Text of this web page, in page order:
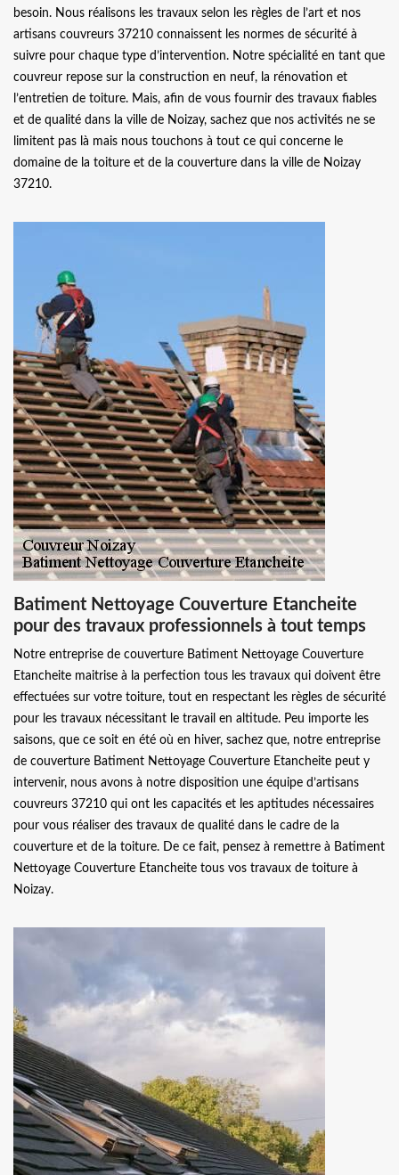
besoin. Nous réalisons les travaux selon les règles de l’art et nos
artisans couvreurs 37210 connaissent les normes de sécurité à
suivre pour chaque type d’intervention. Notre spécialité en tant que
couvreur repose sur la construction en neuf, la rénovation et
l’entretien de toiture. Mais, afin de vous fournir des travaux fiables
et de qualité dans la ville de Noizay, sachez que nos activités ne se
limitent pas là mais nous touchons à tout ce qui concerne le
domaine de la toiture et de la couverture dans la ville de Noizay
37210.
Batiment Nettoyage Couverture Etancheite
pour des travaux professionnels à tout temps
Notre entreprise de couverture Batiment Nettoyage Couverture
Etancheite maitrise à la perfection tous les travaux qui doivent être
effectuées sur votre toiture, tout en respectant les règles de sécurité
pour les travaux nécessitant le travail en altitude. Peu importe les
saisons, que ce soit en été où en hiver, sachez que, notre entreprise
de couverture Batiment Nettoyage Couverture Etancheite peut y
intervenir, nous avons à notre disposition une équipe d’artisans
couvreurs 37210 qui ont les capacités et les aptitudes nécessaires
pour vous réaliser des travaux de qualité dans le cadre de la
couverture et de la toiture. De ce fait, pensez à remettre à Batiment
Nettoyage Couverture Etancheite tous vos travaux de toiture à
Noizay.